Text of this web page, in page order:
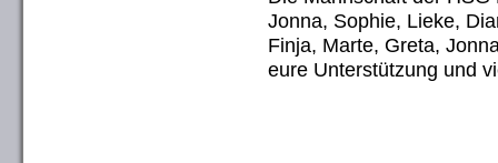
Jonna, Sophie, Lieke,
Finja, Marte, Greta,
eure Unterstützung und